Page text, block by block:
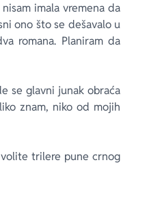
imala vremena da
ono što se dešavalo u
romana. Planiram da
se glavni junak obraća
znam, niko od mojih
volite trilere pune crnog